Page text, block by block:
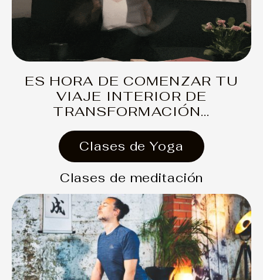
ES HORA DE COMENZAR TU
VIAJE INTERIOR DE
TRANSFORMACIÓN...
Clases de Yoga
Clases de meditación